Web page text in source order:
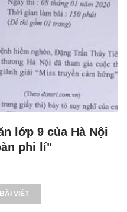
lớp 9 của Hà Nội
phi lí"
VIẾT